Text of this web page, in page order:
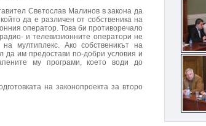
Светослав Малинов в закона да
да е различен от собственика на
оператор. Това би противоречало
и телевизионните оператори не
мултиплекс. Ако собственикът на
да им предостави по-добри условия и
му програми, което води до
на законопроекта за второ